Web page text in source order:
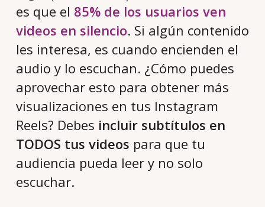
es que el 85% de los usuarios ven
videos en silencio. Si algún contenido
les interesa, es cuando encienden el
audio y lo escuchan. ¿Cómo puedes
aprovechar esto para obtener más
visualizaciones en tus Instagram
Reels? Debes incluir subtítulos en
TODOS tus videos para que tu
audiencia pueda leer y no solo
escuchar.